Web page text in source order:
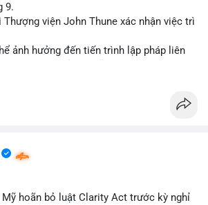
9.
Thượng viện John Thune xác nhận việc trì
ảnh hưởng đến tiến trình lập pháp liên
Mỹ hoãn bỏ luật Clarity Act trước kỳ nghỉ